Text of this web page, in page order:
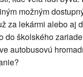
možným
za lekármi alebo aj
do školského
autobusovú